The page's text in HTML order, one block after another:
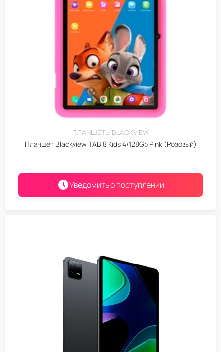
ПЛАНШЕТЫ BLACKVIEW
Планшет Blackview TAB 8 Kids 4/128Gb Pink (Розовый)
Уведомить о поступлении